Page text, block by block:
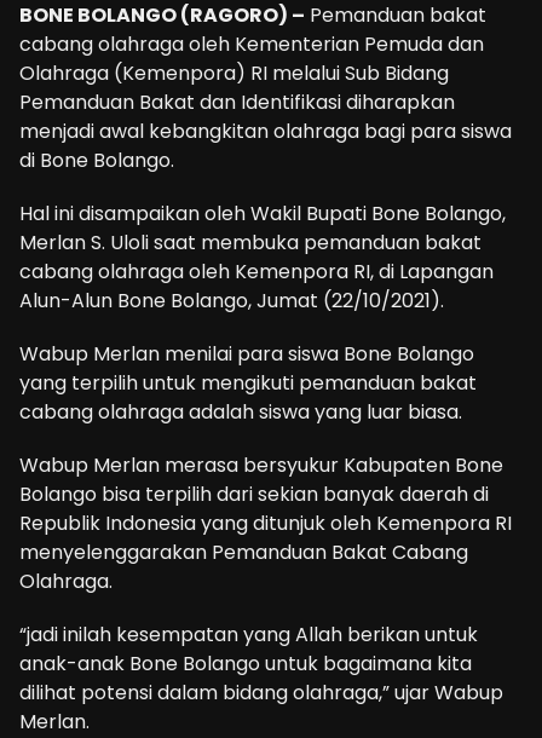
BONE BOLANGO (RAGORO) – Pemanduan bakat
cabang olahraga oleh Kementerian Pemuda dan
Olahraga (Kemenpora) RI melalui Sub Bidang
Pemanduan Bakat dan Identifikasi diharapkan
menjadi awal kebangkitan olahraga bagi para siswa
di Bone Bolango.
Hal ini disampaikan oleh Wakil Bupati Bone Bolango,
Merlan S. Uloli saat membuka pemanduan bakat
cabang olahraga oleh Kemenpora RI, di Lapangan
Alun-Alun Bone Bolango, Jumat (22/10/2021).
Wabup Merlan menilai para siswa Bone Bolango
yang terpilih untuk mengikuti pemanduan bakat
cabang olahraga adalah siswa yang luar biasa.
Wabup Merlan merasa bersyukur Kabupaten Bone
Bolango bisa terpilih dari sekian banyak daerah di
Republik Indonesia yang ditunjuk oleh Kemenpora RI
menyelenggarakan Pemanduan Bakat Cabang
Olahraga.
“jadi inilah kesempatan yang Allah berikan untuk
anak-anak Bone Bolango untuk bagaimana kita
dilihat potensi dalam bidang olahraga,” ujar Wabup
Merlan.